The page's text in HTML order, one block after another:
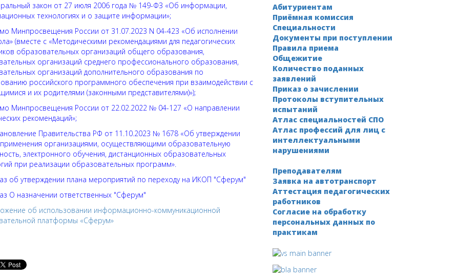
закон от 27 июля 2006 года № 149-ФЗ «Об информации,
технологиях и о защите информации»;
Минпросвещения России от 31.07.2023 N 04-423 «Об исполнении
(вместе с «Методическими рекомендациями для педагогических
образовательных организаций общего образования,
организаций среднего профессионального образования,
организаций дополнительного образования по
российского программного обеспечения при взаимодействии с
и их родителями (законными представителями)»);
Минпросвещения России от 22.02.2022 № 04-127 «О направлении
рекомендаций»;
Правительства РФ от 11.10.2023 № 1678 «Об утверждении
организациями, осуществляющими образовательную
электронного обучения, дистанционных образовательных
при реализации образовательных программ».
об утверждении плана мероприятий по переходу на ИКОП "Сферум"
О назначении ответственных "Сферум"
об использовании информационно-коммуникационной
платформы «Сферум»
Абитуриентам
Приёмная комиссия
Специальности
Документы при поступлении
Правила приема
Общежитие
Количество поданных
заявлений
Приказ о зачислении
Протоколы вступительных
испытаний
Атлас специальностей СПО
Атлас профессий для лиц с
интеллектуальными
нарушениями
Преподавателям
Заявка на автотранспорт
Аттестация педагогических
работников
Согласие на обработку
персональных данных по
практикам